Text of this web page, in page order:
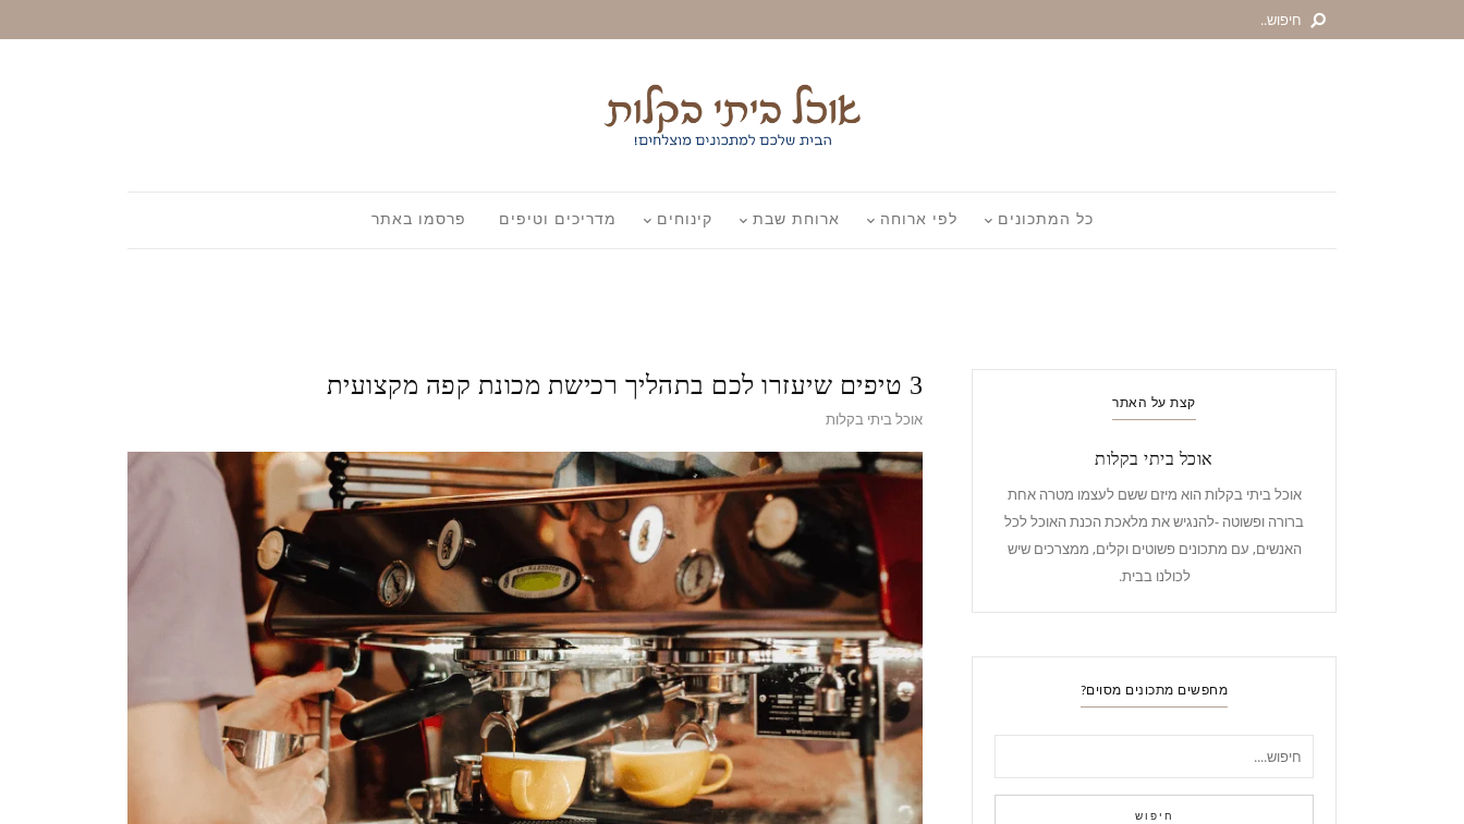
כל המתכונים לפי ארוחה ארוחת שבת קינוחים מדריכים וטיפים פרסמו באתר
3 טיפים שיעזרו לכם בתהליך רכישת מכונת קפה מקצועית
אוכל ביתי בקלות
קצת על האתר
אוכל ביתי בקלות
אוכל ביתי בקלות הוא מיזם ששם לעצמו מטרה אחת
ברורה ופשוטה -להנגיש את מלאכת הכנת האוכל לכל
האנשים, עם מתכונים פשוטים וקלים, ממצרכים שיש
לכולנו בבית.
מחפשים מתכונים מסוים?
חיפוש